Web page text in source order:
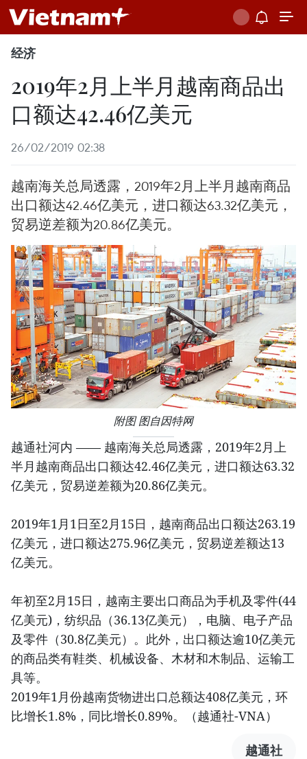
经济
2019年2月上半月越南商品出
口额达42.46亿美元
26/02/2019 02:38
越南海关总局透露，2019年2月上半月越南商品
出口额达42.46亿美元，进口额达63.32亿美元，
贸易逆差额为20.86亿美元。
附图 图自因特网
越通社河内 —— 越南海关总局透露，2019年2月上
半月越南商品出口额达42.46亿美元，进口额达63.32
亿美元，贸易逆差额为20.86亿美元。
2019年1月1日至2月15日，越南商品出口额达263.19
亿美元，进口额达275.96亿美元，贸易逆差额达13
亿美元。
年初至2月15日，越南主要出口商品为手机及零件(44
亿美元)，纺织品（36.13亿美元），电脑、电子产品
及零件（30.8亿美元）。此外，出口额达逾10亿美元
的商品类有鞋类、机械设备、木材和木制品、运输工
具等。
2019年1月份越南货物进出口总额达408亿美元，环
比增长1.8%，同比增长0.89%。（越通社-VNA）
越通社